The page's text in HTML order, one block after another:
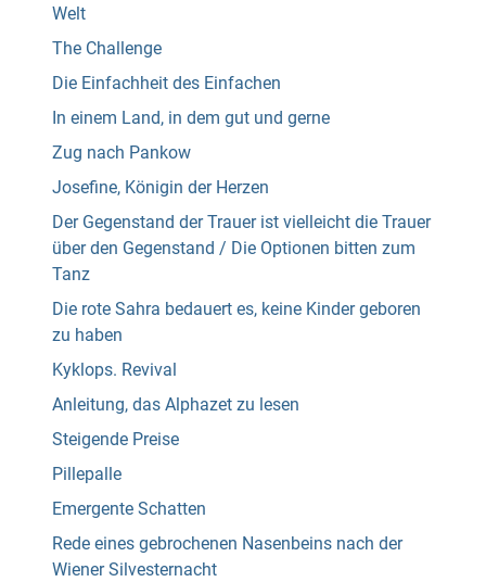
Welt
The Challenge
Die Einfachheit des Einfachen
In einem Land, in dem gut und gerne
Zug nach Pankow
Josefine, Königin der Herzen
Der Gegenstand der Trauer ist vielleicht die Trauer
über den Gegenstand / Die Optionen bitten zum
Tanz
Die rote Sahra bedauert es, keine Kinder geboren
zu haben
Kyklops. Revival
Anleitung, das Alphazet zu lesen
Steigende Preise
Pillepalle
Emergente Schatten
Rede eines gebrochenen Nasenbeins nach der
Wiener Silvesternacht